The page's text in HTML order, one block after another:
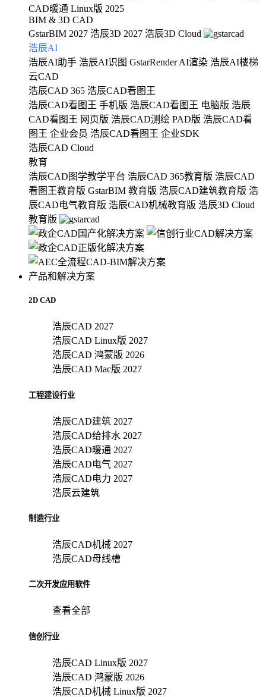
CAD暖通 Linux版 2025
BIM & 3D CAD
GstarBIM 2027 浩辰3D 2027 浩辰3D Cloud
浩辰AI
浩辰AI助手 浩辰AI识图 GstarRender AI渲染 浩辰AI楼梯
云CAD
浩辰CAD 365 浩辰CAD看图王
浩辰CAD看图王 手机版 浩辰CAD看图王 电脑版 浩辰
CAD看图王 网页版 浩辰CAD测绘 PAD版 浩辰CAD看
图王 企业会员 浩辰CAD看图王 企业SDK
浩辰CAD Cloud
教育
浩辰CAD图学教学平台 浩辰CAD 365教育版 浩辰CAD
看图王教育版 GstarBIM 教育版 浩辰CAD建筑教育版 浩
辰CAD电气教育版 浩辰CAD机械教育版 浩辰3D Cloud
教育版
产品和解决方案
2D CAD
浩辰CAD 2027
浩辰CAD Linux版 2027
浩辰CAD 鸿蒙版 2026
浩辰CAD Mac版 2027
工程建设行业
浩辰CAD建筑 2027
浩辰CAD给排水 2027
浩辰CAD暖通 2027
浩辰CAD电气 2027
浩辰CAD电力 2027
浩辰云建筑
制造行业
浩辰CAD机械 2027
浩辰CAD母线槽
二次开发应用软件
查看全部
信创行业
浩辰CAD Linux版 2027
浩辰CAD 鸿蒙版 2026
浩辰CAD机械 Linux版 2027